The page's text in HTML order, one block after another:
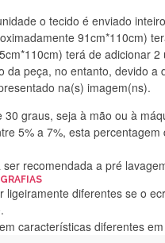
o tecido é enviado
91cm*110cm)
terá de adicionar 2
da peça, no entanto, devido a
na(s) imagem(ns).
graus, seja à mão ou à
5% a 7%, esta
recomendada a pré
ligeiramente diferentes se o
características diferentes